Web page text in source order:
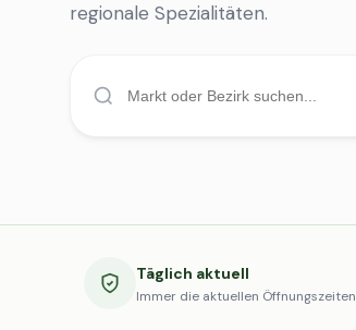
regionale Spezialitäten.
Täglich aktuell
Immer die aktuellen Öffnungszeiten